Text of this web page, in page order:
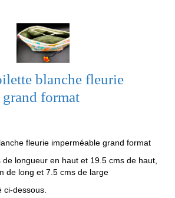
blanche fleurie
format
fleurie imperméable grand format
longueur en haut et 19.5 cms de haut,
de long et 7.5 cms de large
ci-dessous.